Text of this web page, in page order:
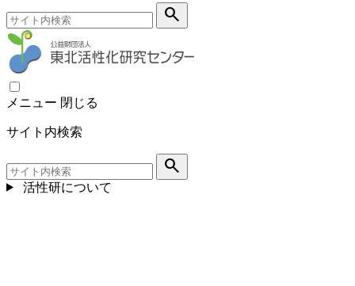
search
メニュー 閉じる
サイト内検索
search
活性研について